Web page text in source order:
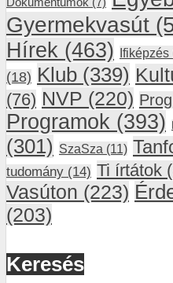
Gyermekvasút
Hírek (463) Ifiképzés
(18) Klub (339)
(76) NVP (220)
Programok (393)
(301) SzaSza (11)
tudomány (14) Ti írtátok
Vasúton (223)
(203)
Keresés